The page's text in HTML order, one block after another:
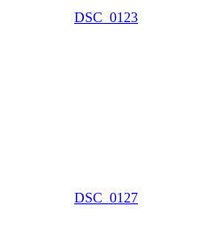
DSC_0123
DSC_0127